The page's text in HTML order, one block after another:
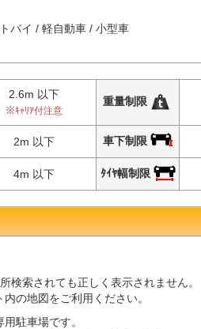
バイ / 軽自動車 / 小型車
2.6m 以下
※ｷｬﾘｱ付注意
重量制限
2m 以下 車下制限
4m 以下 ﾀｲﾔ幅制限
検索されても正しく表示されません。
の地図をご利用ください。
駐車場です。